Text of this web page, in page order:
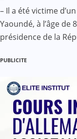
– Il a été victime
Yaoundé, à l’âge de
présidence de la
PUBLICITE